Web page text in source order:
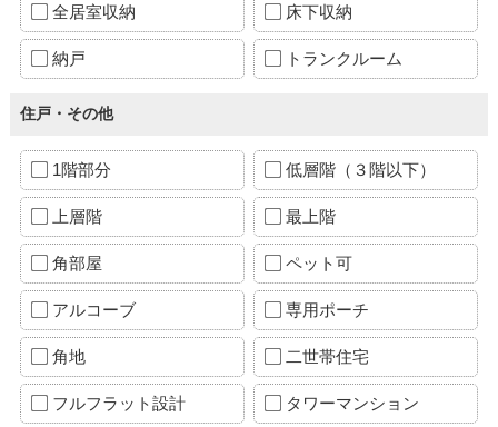
全居室収納 床下収納
納戸 トランクルーム
住戸・その他
1階部分 低層階（３階以下）
上層階 最上階
角部屋 ペット可
アルコーブ 専用ポーチ
角地 二世帯住宅
フルフラット設計 タワーマンション